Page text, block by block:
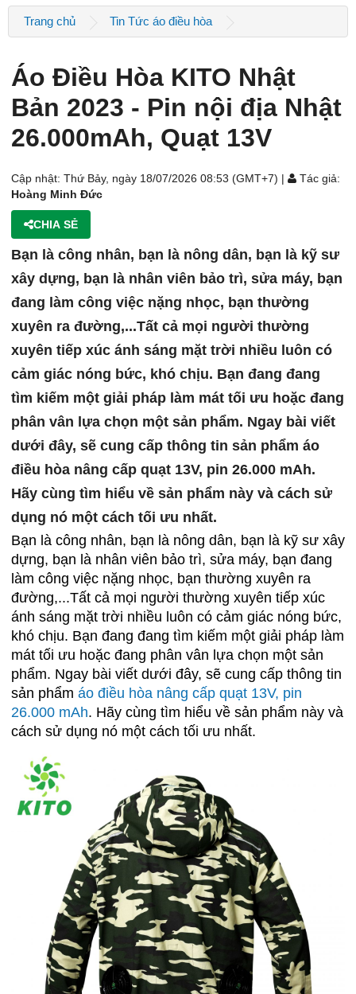
Trang chủ Tin Tức áo điều hòa
Áo Điều Hòa KITO Nhật
Bản 2023 - Pin nội địa Nhật
26.000mAh, Quạt 13V
Cập nhật: Thứ Bảy, ngày 18/07/2026 08:53 (GMT+7) |
Tác giả:
Hoàng Minh Đức
CHIA SẺ
Bạn là công nhân, bạn là nông dân, bạn là kỹ sư
xây dựng, bạn là nhân viên bảo trì, sửa máy, bạn
đang làm công việc nặng nhọc, bạn thường
xuyên ra đường,...Tất cả mọi người thường
xuyên tiếp xúc ánh sáng mặt trời nhiều luôn có
cảm giác nóng bức, khó chịu. Bạn đang đang
tìm kiếm một giải pháp làm mát tối ưu hoặc đang
phân vân lựa chọn một sản phẩm. Ngay bài viết
dưới đây, sẽ cung cấp thông tin sản phẩm áo
điều hòa nâng cấp quạt 13V, pin 26.000 mAh.
Hãy cùng tìm hiểu về sản phẩm này và cách sử
dụng nó một cách tối ưu nhất.
Bạn là công nhân, bạn là nông dân, bạn là kỹ sư xây
dựng, bạn là nhân viên bảo trì, sửa máy, bạn đang
làm công việc nặng nhọc, bạn thường xuyên ra
đường,...Tất cả mọi người thường xuyên tiếp xúc
ánh sáng mặt trời nhiều luôn có cảm giác nóng bức,
khó chịu. Bạn đang đang tìm kiếm một giải pháp làm
mát tối ưu hoặc đang phân vân lựa chọn một sản
phẩm. Ngay bài viết dưới đây, sẽ cung cấp thông tin
sản phẩm áo điều hòa nâng cấp quạt 13V, pin
26.000 mAh. Hãy cùng tìm hiểu về sản phẩm này và
cách sử dụng nó một cách tối ưu nhất.